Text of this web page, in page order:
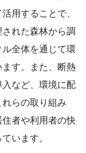
用することで、
れた森林から調
全体を通じて環
す。また、断熱
など、環境に配
らの取り組み
者や利用者の快
います。